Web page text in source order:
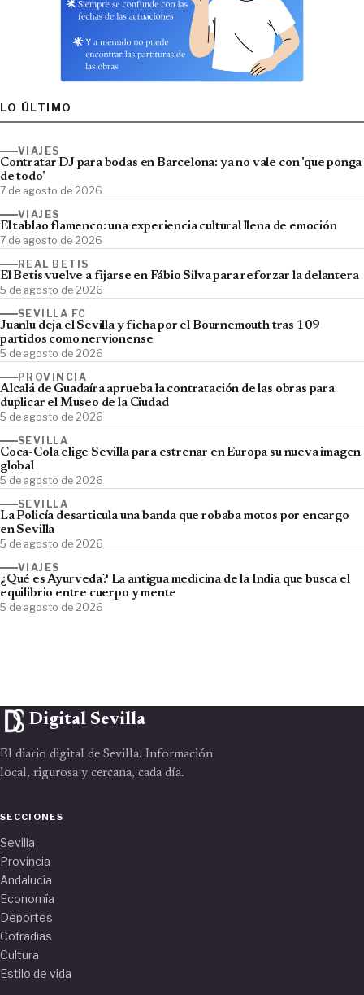
LO ÚLTIMO
VIAJES
Contratar DJ para bodas en Barcelona: ya no vale con 'que ponga
de todo'
7 de agosto de 2026
VIAJES
El tablao flamenco: una experiencia cultural llena de emoción
7 de agosto de 2026
REAL BETIS
El Betis vuelve a fijarse en Fábio Silva para reforzar la delantera
5 de agosto de 2026
SEVILLA FC
Juanlu deja el Sevilla y ficha por el Bournemouth tras 109
partidos como nervionense
5 de agosto de 2026
PROVINCIA
Alcalá de Guadaíra aprueba la contratación de las obras para
duplicar el Museo de la Ciudad
5 de agosto de 2026
SEVILLA
Coca-Cola elige Sevilla para estrenar en Europa su nueva imagen
global
5 de agosto de 2026
SEVILLA
La Policía desarticula una banda que robaba motos por encargo
en Sevilla
5 de agosto de 2026
VIAJES
¿Qué es Ayurveda? La antigua medicina de la India que busca el
equilibrio entre cuerpo y mente
5 de agosto de 2026
Digital Sevilla
El diario digital de Sevilla. Información
local, rigurosa y cercana, cada día.
SECCIONES
Sevilla
Provincia
Andalucía
Economía
Deportes
Cofradías
Cultura
Estilo de vida